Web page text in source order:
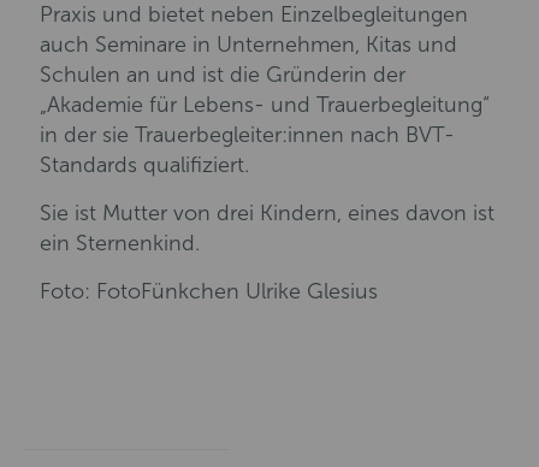
Praxis und bietet neben Einzelbegleitungen
auch Seminare in Unternehmen, Kitas und
Schulen an und ist die Gründerin der
„Akademie für Lebens- und Trauerbegleitung“
in der sie Trauerbegleiter:innen nach BVT-
Standards qualifiziert.
Sie ist Mutter von drei Kindern, eines davon ist
ein Sternenkind.
Foto: FotoFünkchen Ulrike Glesius